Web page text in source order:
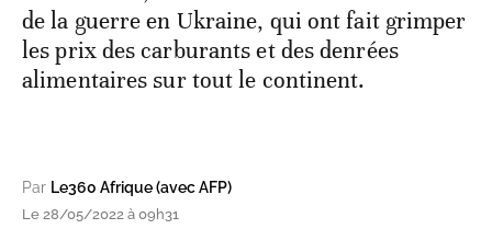
de la guerre en Ukraine, qui ont fait grimper
les prix des carburants et des denrées
alimentaires sur tout le continent.
Par Le360 Afrique (avec AFP)
Le 28/05/2022 à 09h31